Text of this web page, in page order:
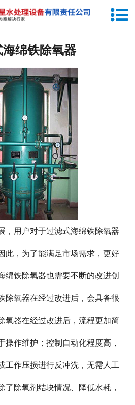
网站首页
产品中心
新闻中心
工程实例
联系我们
绵铁除氧器
用户对于过滤式海绵铁除氧器
此，为了能满足市场需求，更好
绵铁除氧器也需要不断的改进创
除氧器在经过改进后，会具备很
氧器在经过改进后，流程更加简
操作维护；控制自动化程度高，
工作压损进行反冲洗，无需人工
了除氧剂结块情况、降低水耗，